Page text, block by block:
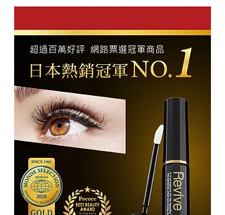
HK$860.00
一
般
HK$688.00
促
銷
瀏覽詳細資料